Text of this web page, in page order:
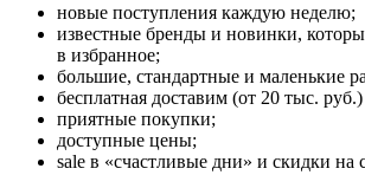
новые поступления каждую неделю;
известные бренды и новинки,
в избранное;
большие, стандартные и маленькие
бесплатная доставим (от 20 тыс.
приятные покупки;
доступные цены;
sale в «счастливые дни» и скидки на